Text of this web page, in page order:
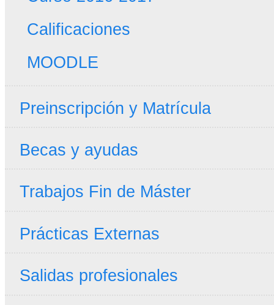
Calificaciones
MOODLE
Preinscripción y Matrícula
Becas y ayudas
Trabajos Fin de Máster
Prácticas Externas
Salidas profesionales